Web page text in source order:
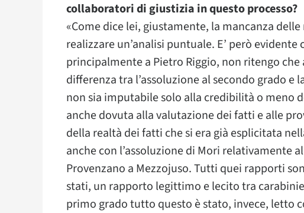
collaboratori di giustizia in questo processo?
«Come dice lei, giustamente, la mancanza
realizzare un’analisi puntuale. E’ però
principalmente a Pietro Riggio, non ritengo
differenza tra l’assoluzione al secondo grado
non sia imputabile solo alla credibilità o meno
anche dovuta alla valutazione dei fatti e alle
della realtà dei fatti che si era già esplicitata
anche con l’assoluzione di Mori relativamente
Provenzano a Mezzojuso. Tutti quei rapporti
stati, un rapporto legittimo e lecito tra
primo grado tutto questo è stato, invece, letto